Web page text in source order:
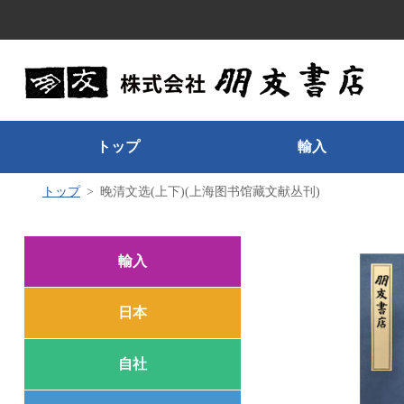
トップ 輸入
トップ 晚清文选(上下)(上海图书馆藏文献丛刊)
輸入
日本
自社